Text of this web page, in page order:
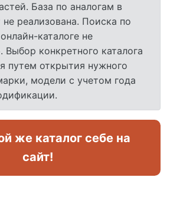
База по аналогам в
реализована. Поиска по
каталоге не
Выбор конкретного каталога
путем открытия нужного
модели с учетом года
же каталог себе на
сайт!